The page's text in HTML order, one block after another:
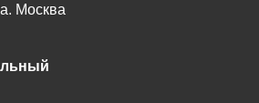
Москва